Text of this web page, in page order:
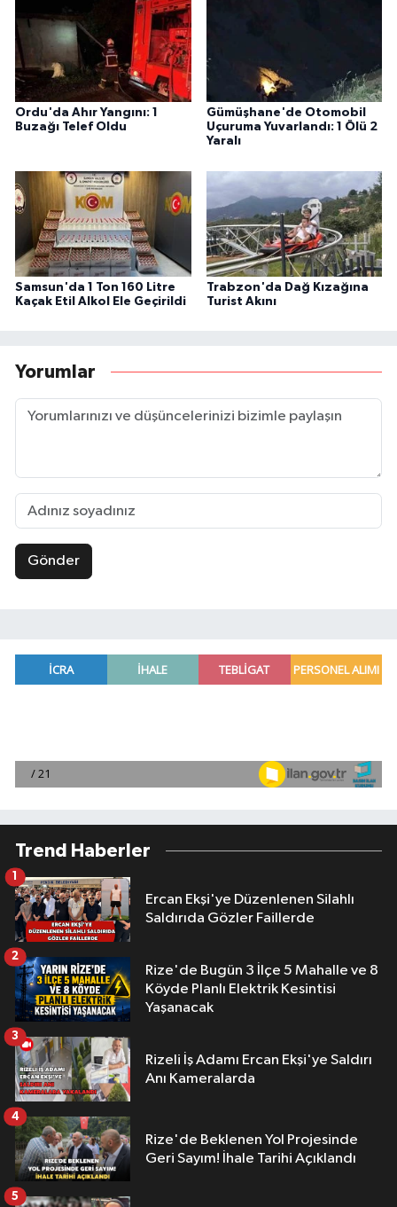
Ordu'da Ahır Yangını: 1
Buzağı Telef Oldu
Gümüşhane'de Otomobil
Uçuruma Yuvarlandı: 1 Ölü 2
Yaralı
Samsun'da 1 Ton 160 Litre
Kaçak Etil Alkol Ele Geçirildi
Trabzon'da Dağ Kızağına
Turist Akını
Yorumlar
Gönder
Trend Haberler
Ercan Ekşi'ye Düzenlenen Silahlı
Saldırıda Gözler Faillerde
1
Rize'de Bugün 3 İlçe 5 Mahalle ve 8
Köyde Planlı Elektrik Kesintisi
Yaşanacak
2
Rizeli İş Adamı Ercan Ekşi'ye Saldırı
Anı Kameralarda
3
Rize'de Beklenen Yol Projesinde
Geri Sayım! İhale Tarihi Açıklandı
4
5